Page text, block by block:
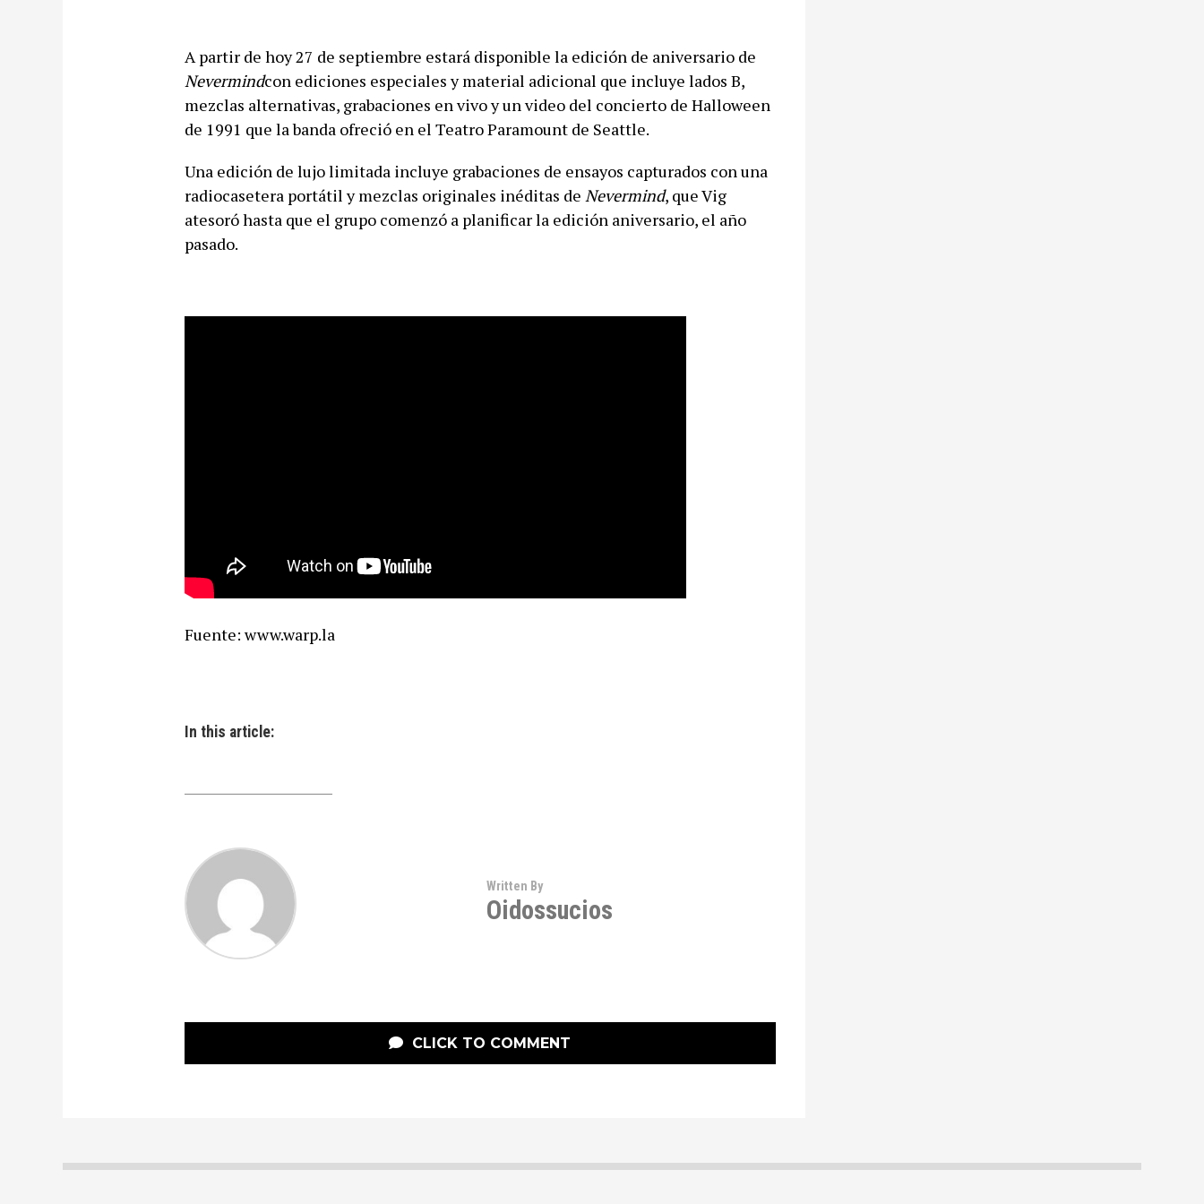
A partir de hoy 27 de septiembre estará disponible la edición de aniversario de
Nevermindcon ediciones especiales y material adicional que incluye lados B,
mezclas alternativas, grabaciones en vivo y un video del concierto de Halloween
de 1991 que la banda ofreció en el Teatro Paramount de Seattle.
Una edición de lujo limitada incluye grabaciones de ensayos capturados con una
radiocasetera portátil y mezclas originales inéditas de Nevermind, que Vig
atesoró hasta que el grupo comenzó a planificar la edición aniversario, el año
pasado.
Fuente: www.warp.la
In this article:
Written By
Oidossucios
CLICK TO COMMENT